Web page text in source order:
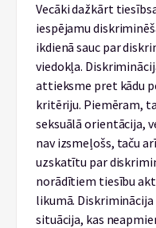
Vecāki dažkārt
iespējamu
ikdienā sauc par
viedokļa.
attieksme pret kādu
kritēriju. Piemēram,
seksuālā orientācija,
nav izsmeļošs, taču
uzskatītu par
norādītiem tiesību
likumā. Diskriminācija
situācija, kas